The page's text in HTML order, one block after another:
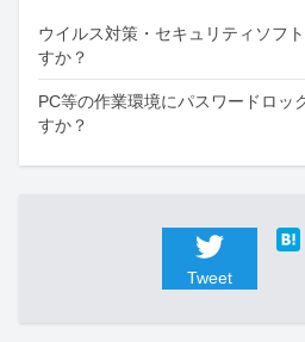
ウイルス対策・セキュリティソフ
すか？
PC等の作業環境にパスワードロッ
すか？
Tweet